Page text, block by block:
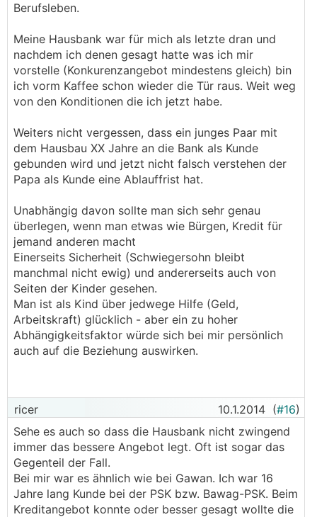
Berufsleben.
Meine Hausbank war für mich als letzte dran und
nachdem ich denen gesagt hatte was ich mir
vorstelle (Konkurenzangebot mindestens gleich) bin
ich vorm Kaffee schon wieder die Tür raus. Weit weg
von den Konditionen die ich jetzt habe.
Weiters nicht vergessen, dass ein junges Paar mit
dem Hausbau XX Jahre an die Bank als Kunde
gebunden wird und jetzt nicht falsch verstehen der
Papa als Kunde eine Ablauffrist hat.
Unabhängig davon sollte man sich sehr genau
überlegen, wenn man etwas wie Bürgen, Kredit für
jemand anderen macht
Einerseits Sicherheit (Schwiegersohn bleibt
manchmal nicht ewig) und andererseits auch von
Seiten der Kinder gesehen.
Man ist als Kind über jedwege Hilfe (Geld,
Arbeitskraft) glücklich - aber ein zu hoher
Abhängigkeitsfaktor würde sich bei mir persönlich
auch auf die Beziehung auswirken.
ricer 10.1.2014 (#16)
Sehe es auch so dass die Hausbank nicht zwingend
immer das bessere Angebot legt. Oft ist sogar das
Gegenteil der Fall.
Bei mir war es ähnlich wie bei Gawan. Ich war 16
Jahre lang Kunde bei der PSK bzw. Bawag-PSK. Beim
Kreditangebot konnte oder besser gesagt wollte die